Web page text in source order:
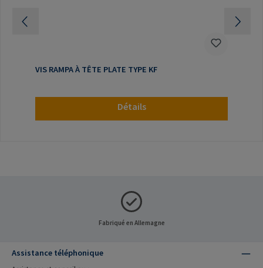
VIS RAMPA À TÊTE PLATE TYPE KF
Détails
Fabriqué en Allemagne
Assistance téléphonique